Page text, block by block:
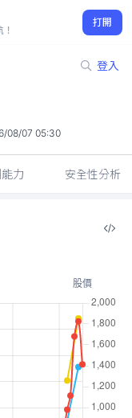
打開
登入
08/07 05:30
力 安全性分析